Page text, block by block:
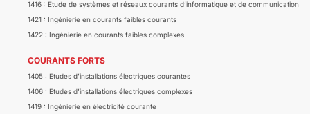
1416 : Etude de systèmes et réseaux courants d’informatique et de communication
1421 : Ingénierie en courants faibles courants
1422 : Ingénierie en courants faibles complexes
COURANTS FORTS
1405 : Etudes d’installations électriques courantes
1406 : Etudes d’installations électriques complexes
1419 : Ingénierie en électricité courante